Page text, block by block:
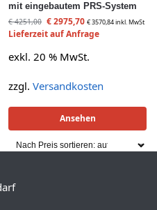
mit eingebautem PRS-System
€4251,00 €2975,70 €3570,84inkl. MwSt
Lieferzeit auf Anfrage
exkl. 20 % MwSt.
zzgl. Versandkosten
Ansehen